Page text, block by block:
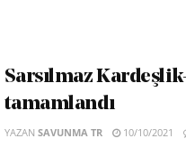
Sarsılmaz
tamamlandı
YAZAN SAVUNMA TR 10/10/2021